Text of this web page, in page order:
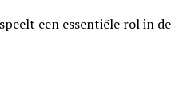
een essentiële rol in de